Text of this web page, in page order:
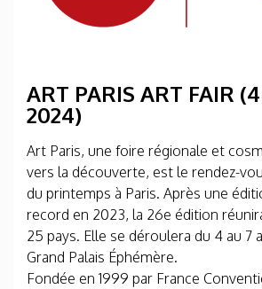
ART PARIS ART FAIR
2024)
Art Paris, une foire régionale et
vers la découverte, est le rendez-
du printemps à Paris. Après une
record en 2023, la 26e édition
25 pays. Elle se déroulera du 4 au 7
Grand Palais Éphémère.
Fondée en 1999 par France